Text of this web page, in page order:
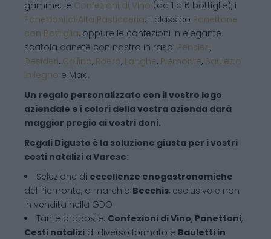
gamme: le Confezioni di Vino (da 1 a 6 bottiglie), i
Panettoni di Alta Pasticceria, il classico Panettone
con Bottiglia, oppure le confezioni in elegante
scatola canetè con nastro in raso: Pensieri,
Desideri, Collina, Roero, Langhe, Piemonte, Bauletto
in legno e Maxi.
Un regalo personalizzato con il vostro logo
aziendale e i colori della vostra azienda darà
maggior pregio ai vostri doni.
Regali Digusto è la soluzione giusta per i vostri
cesti natalizi a Varese:
Selezione di eccellenze enogastronomiche
del Piemonte, a marchio Becchis, esclusive e non
in vendita nella GDO
Tante proposte: Confezioni di Vino, Panettoni,
Cesti natalizi di diverso formato e Bauletti in